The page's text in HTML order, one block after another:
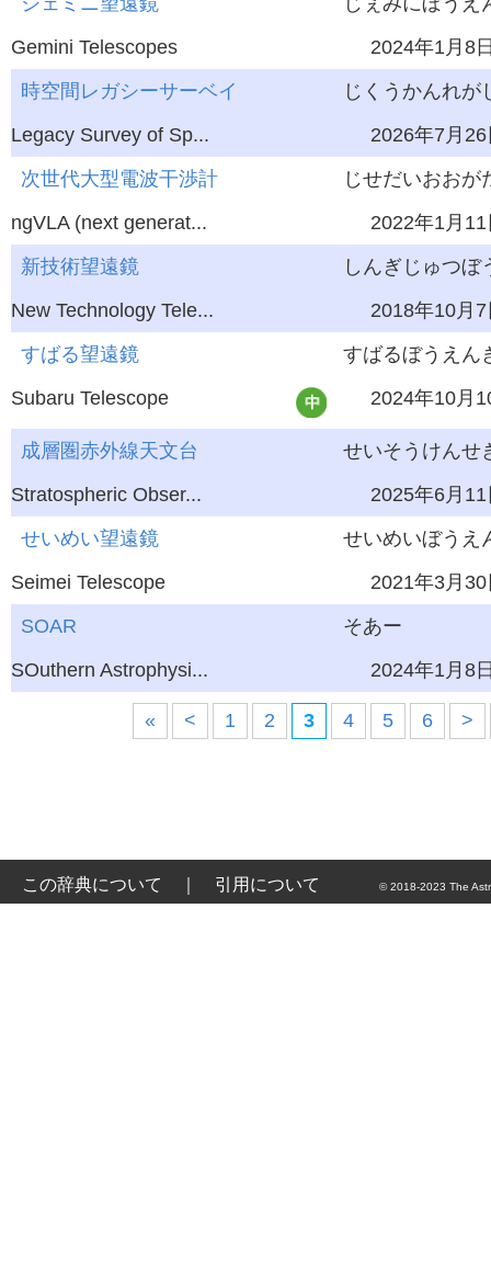
Gemini Telescopes
2024年1月8
時空間レガシーサーベイ
じくうかんれが
Legacy Survey of Sp...
2026年7月26
次世代大型電波干渉計
じせだいおおが
ngVLA (next generat...
2022年1月11
新技術望遠鏡
しんぎじゅつぼ
New Technology Tele...
2018年10月7
すばる望遠鏡
すばるぼうえん
Subaru Telescope
2024年10月
成層圏赤外線天文台
せいそうけんせ
Stratospheric Obser...
2025年6月11
せいめい望遠鏡
せいめいぼうえ
Seimei Telescope
2021年3月30
SOAR
そあー
SOuthern Astrophysi...
2024年1月8
« < 1 2 3 4 5 6 >
この辞典について 引用について © 2018-2023 The